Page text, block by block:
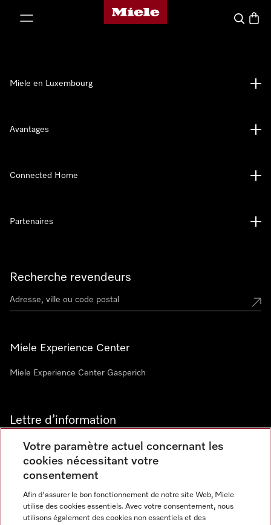
Page d'accueil de Miele
Panier
Recherche revendeurs
Miele Experience Center
Miele Experience Center Gasperich
Lettre d’information
Langue
Miele en Luxembourg
Avantages
Connected Home
Partenaires
Votre paramètre actuel concernant les
cookies nécessitant votre
consentement
Afin d'assurer le bon fonctionnement de notre site Web, Miele
utilise des cookies essentiels. Avec votre consentement, nous
utilisons également des cookies non essentiels et des